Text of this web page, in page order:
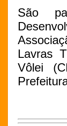
São
Lavras
Vôlei